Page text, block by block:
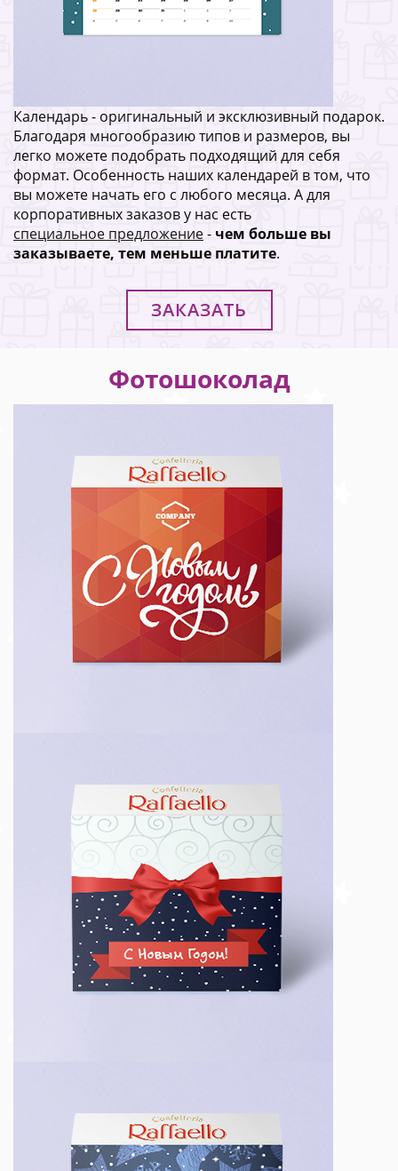
Календарь - оригинальный и эксклюзивный подарок.
Благодаря многообразию типов и размеров, вы
легко можете подобрать подходящий для себя
формат. Особенность наших календарей в том, что
вы можете начать его с любого месяца. А для
корпоративных заказов у нас есть
специальное предложение- чем больше вы
заказываете, тем меньше платите.
ЗАКАЗАТЬ
Фотошоколад